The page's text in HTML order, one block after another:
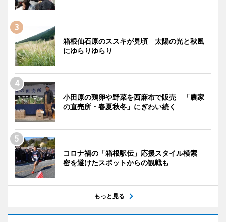
箱根仙石原のススキが見頃 太陽の光と秋風
にゆらりゆらり
小田原の鶏卵や野菜を西麻布で販売 「農家
の直売所・春夏秋冬」にぎわい続く
コロナ禍の「箱根駅伝」応援スタイル模索
密を避けたスポットからの観戦も
もっと見る